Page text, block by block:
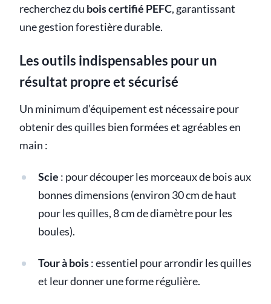
recherchez du bois certifié PEFC, garantissant
une gestion forestière durable.
Les outils indispensables pour un
résultat propre et sécurisé
Un minimum d’équipement est nécessaire pour
obtenir des quilles bien formées et agréables en
main :
Scie : pour découper les morceaux de bois aux
bonnes dimensions (environ 30 cm de haut
pour les quilles, 8 cm de diamètre pour les
boules).
Tour à bois: essentiel pour arrondir les quilles
et leur donner une forme régulière.